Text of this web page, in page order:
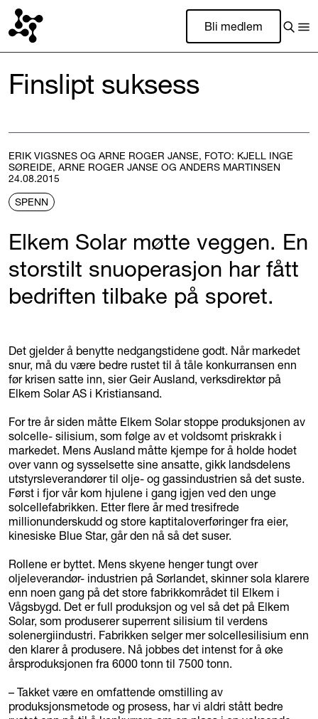
Bli medlem
Finslipt suksess
ERIK VIGSNES OG ARNE ROGER JANSE, FOTO: KJELL INGE
SØREIDE, ARNE ROGER JANSE OG ANDERS MARTINSEN
24.08.2015
SPENN
Elkem Solar møtte veggen. En
storstilt snuoperasjon har fått
bedriften tilbake på sporet.
Det gjelder å benytte nedgangstidene godt. Når markedet
snur, må du være bedre rustet til å tåle konkurransen enn
før krisen satte inn, sier Geir Ausland, verksdirektør på
Elkem Solar AS i Kristiansand.
For tre år siden måtte Elkem Solar stoppe produksjonen av
solcelle- silisium, som følge av et voldsomt priskrakk i
markedet. Mens Ausland måtte kjempe for å holde hodet
over vann og sysselsette sine ansatte, gikk landsdelens
utstyrsleverandører til olje- og gassindustrien så det suste.
Først i fjor vår kom hjulene i gang igjen ved den unge
solcellefabrikken. Etter flere år med tresifrede
millionunderskudd og store kaptitaloverføringer fra eier,
kinesiske Blue Star, går den nå så det suser.
Rollene er byttet. Mens skyene henger tungt over
oljeleverandør- industrien på Sørlandet, skinner sola klarere
enn noen gang på det store fabrikkområdet til Elkem i
Vågsbygd. Det er full produksjon og vel så det på Elkem
Solar, som produserer superrent silisium til verdens
solenergiindustri. Fabrikken selger mer solcellesilisium enn
den klarer å produsere. Nå jobbes det intenst for å øke
årsproduksjonen fra 6000 tonn til 7500 tonn.
– Takket være en omfattende omstilling av
produksjonsmetode og prosess, har vi aldri stått bedre